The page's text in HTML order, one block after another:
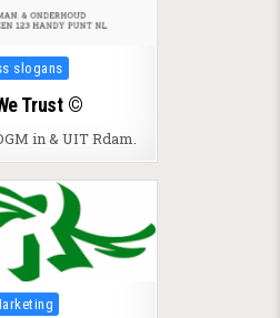
slogans
Trust ©
in & UIT Rdam.
in